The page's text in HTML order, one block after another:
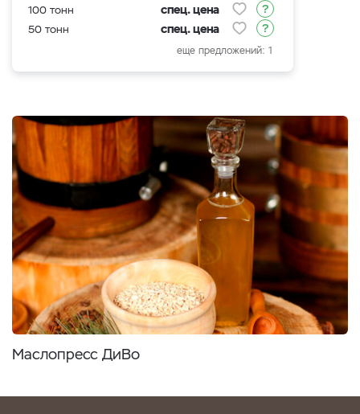
100 тонн спец. цена
50 тонн спец. цена
еще предложений: 1
Маслопресс ДиВо